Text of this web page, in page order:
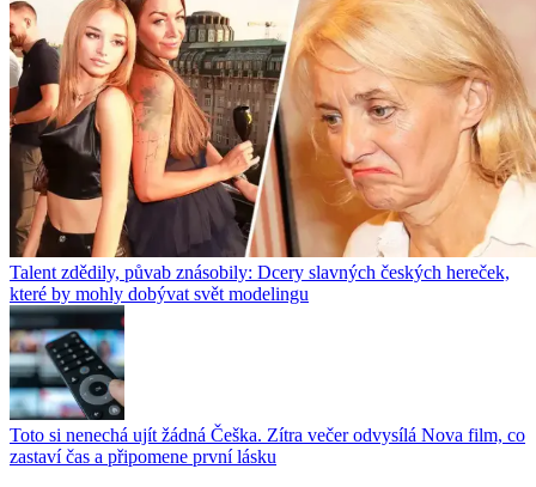
Talent zdědily, půvab znásobily: Dcery slavných českých hereček,
které by mohly dobývat svět modelingu
Toto si nenechá ujít žádná Češka. Zítra večer odvysílá Nova film, co
zastaví čas a připomene první lásku